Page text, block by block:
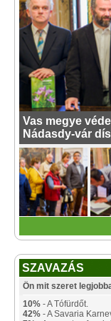
Vas megye
Nádasdy-vár
SZAVAZÁS
Ön mit szeret
10% - A Tófürdőt.
42% - A Savaria